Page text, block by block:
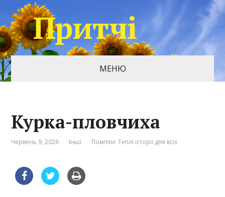
Притчі
МЕНЮ
Курка-пловчиха
Червень 9, 2026 Інші Помітки:Теплі історії для всіх